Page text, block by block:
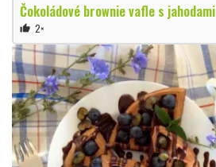
Čokoládové brownie vafle s jahodami
thumb_up 2×